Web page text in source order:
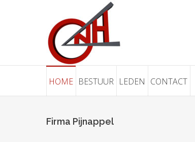
HOME BESTUUR LEDEN CONTACT
Firma Pijnappel